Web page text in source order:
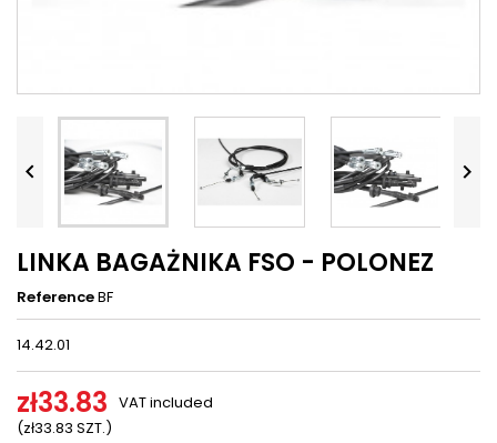
 
 
LINKA BAGAŻNIKA FSO - POLONEZ
ReferenceBF
14.42.01
zł33.83
(zł33.83 SZT.)
VAT included